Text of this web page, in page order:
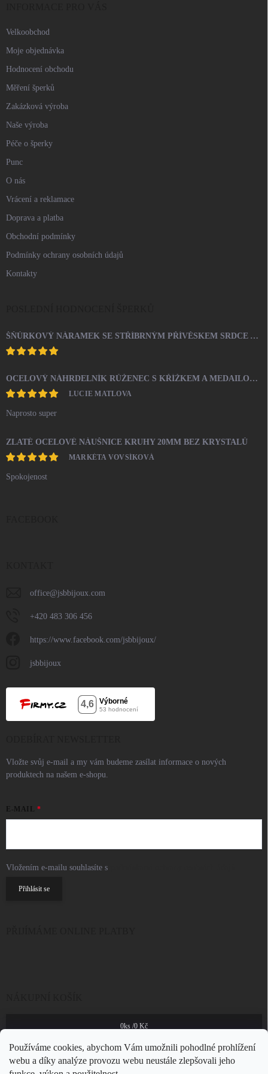
Používáme cookies, abychom Vám umožnili pohodlné prohlížení
webu a díky analýze provozu webu neustále zlepšovali jeho
Velkoobchod
Moje objednávka
Hodnocení obchodu
Měření šperků
Zakázková výroba
Naše výroba
Péče o šperky
Punc
O nás
Vrácení a reklamace
Doprava a platba
Obchodní podmínky
Podmínky ochrany osobních údajů
Kontakty
ŠŇŮRKOVÝ NÁRAMEK SE STŘÍBRNÝM PŘÍVĚSKEM SRDCE A KRYSTALY SWAROVSKI CRYSTAL (STŘÍBRO 925/1000)
OCELOVÝ NÁHRDELNÍK RŮŽENEC S KŘÍŽKEM A MEDAILONEM
LUCIE MATLOVA
Naprosto super
ZLATÉ OCELOVÉ NÁUŠNICE KRUHY 20MM BEZ KRYSTALŮ
MARKÉTA VOVSÍKOVÁ
Spokojenost
office@jsbbijoux.com
+420 483 306 456
https://www.facebook.com/jsbbijoux/
jsbbijoux
Vložte svůj e-mail a my vám budeme zasílat informace o nových
produktech na našem e-shopu.
E-MAIL
Vložením e-mailu souhlasíte s
Přihlásit se
0ks /0 Kč